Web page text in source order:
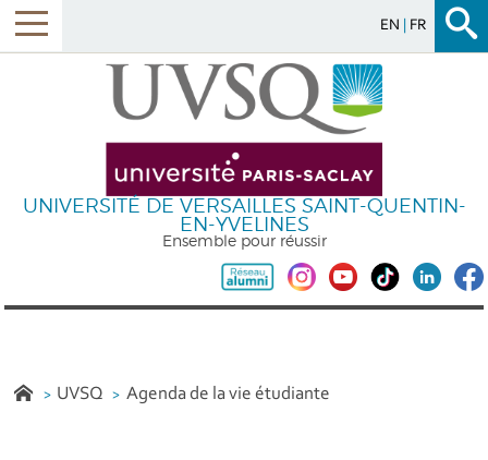
EN FR
UNIVERSITÉ DE VERSAILLES SAINT-QUENTIN-
EN-YVELINES
Ensemble pour réussir
UVSQ Agenda de la vie étudiante